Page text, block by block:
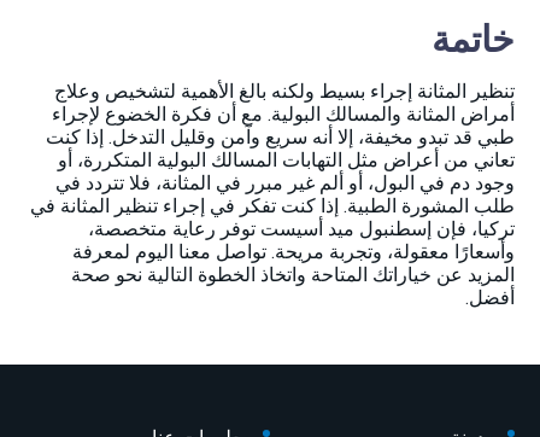
خاتمة
تنظير المثانة إجراء بسيط ولكنه بالغ الأهمية لتشخيص وعلاج
أمراض المثانة والمسالك البولية. مع أن فكرة الخضوع لإجراء
طبي قد تبدو مخيفة، إلا أنه سريع وآمن وقليل التدخل. إذا كنت
تعاني من أعراض مثل التهابات المسالك البولية المتكررة، أو
وجود دم في البول، أو ألم غير مبرر في المثانة، فلا تتردد في
طلب المشورة الطبية. إذا كنت تفكر في إجراء تنظير المثانة في
تركيا، فإن إسطنبول ميد أسيست توفر رعاية متخصصة،
وأسعارًا معقولة، وتجربة مريحة. تواصل معنا اليوم لمعرفة
المزيد عن خياراتك المتاحة واتخاذ الخطوة التالية نحو صحة
أفضل.